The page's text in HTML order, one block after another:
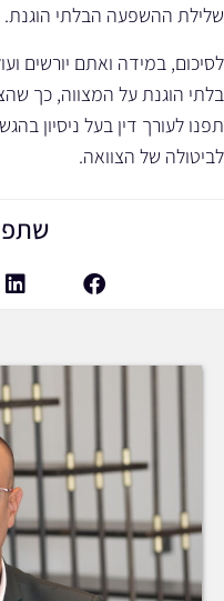
שלילת ההשפעה הבלתי הוגנת.
לסיכום, במידה ואתם יורשים
בלתי הוגנת על המצווה, כך
תפנו לעורך דין בעל ניסיון
לביטולה של הצוואה.